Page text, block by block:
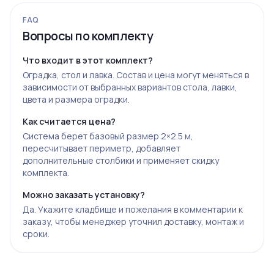
FAQ
Вопросы по комплекту
Что входит в этот комплект?
Оградка, стол и лавка. Состав и цена могут меняться в
зависимости от выбранных вариантов стола, лавки,
цвета и размера оградки.
Как считается цена?
Система берет базовый размер 2×2.5 м,
пересчитывает периметр, добавляет
дополнительные столбики и применяет скидку
комплекта.
Можно заказать установку?
Да. Укажите кладбище и пожелания в комментарии к
заказу, чтобы менеджер уточнил доставку, монтаж и
сроки.